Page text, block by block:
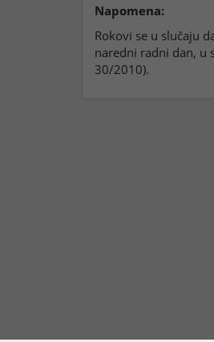
Napomena:
Rokovi se u slučaju
naredni radni dan, u
30/2010).